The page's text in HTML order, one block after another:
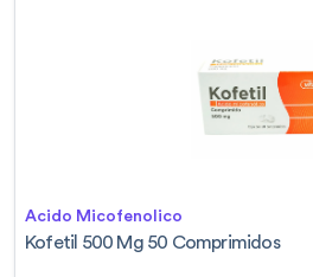
Acido Micofenolico
Kofetil 500 Mg 50 Comprimidos